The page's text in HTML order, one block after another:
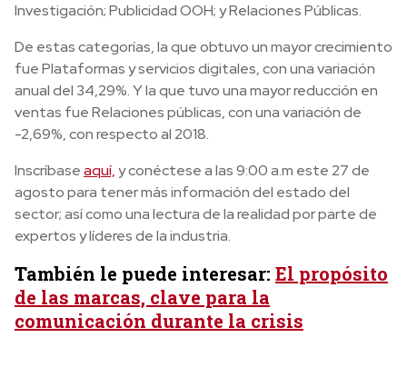
Investigación; Publicidad OOH; y Relaciones Públicas.
De estas categorías, la que obtuvo un mayor crecimiento
fue Plataformas y servicios digitales, con una variación
anual del 34,29%. Y la que tuvo una mayor reducción en
ventas fue Relaciones públicas, con una variación de
-2,69%, con respecto al 2018.
Inscríbaseaquí,y conéctese a las 9:00 a.m este 27 de
agosto para tener más información del estado del
sector; así como una lectura de la realidad por parte de
expertos y líderes de la industria.
También le puede interesar: El propósito
de las marcas, clave para la
comunicación durante la crisis